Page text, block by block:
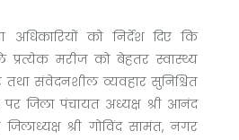
अधिकारियों को निर्देश दिए कि
मरीज को बेहतर स्वास्थ्य
तथा संवेदनशील व्यवहार सुनिश्चित
जिला पंचायत अध्यक्ष श्री आनंद
श्री गोविंद सामंत, नगर